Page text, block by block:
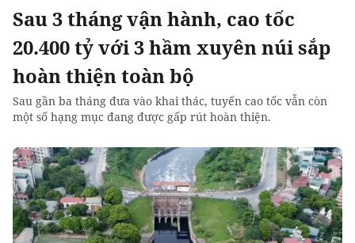
Sau 3 tháng vận hành, cao tốc
20.400 tỷ với 3 hầm xuyên núi sắp
hoàn thiện toàn bộ
Sau gần ba tháng đưa vào khai thác, tuyến cao tốc vẫn còn
một số hạng mục đang được gấp rút hoàn thiện.